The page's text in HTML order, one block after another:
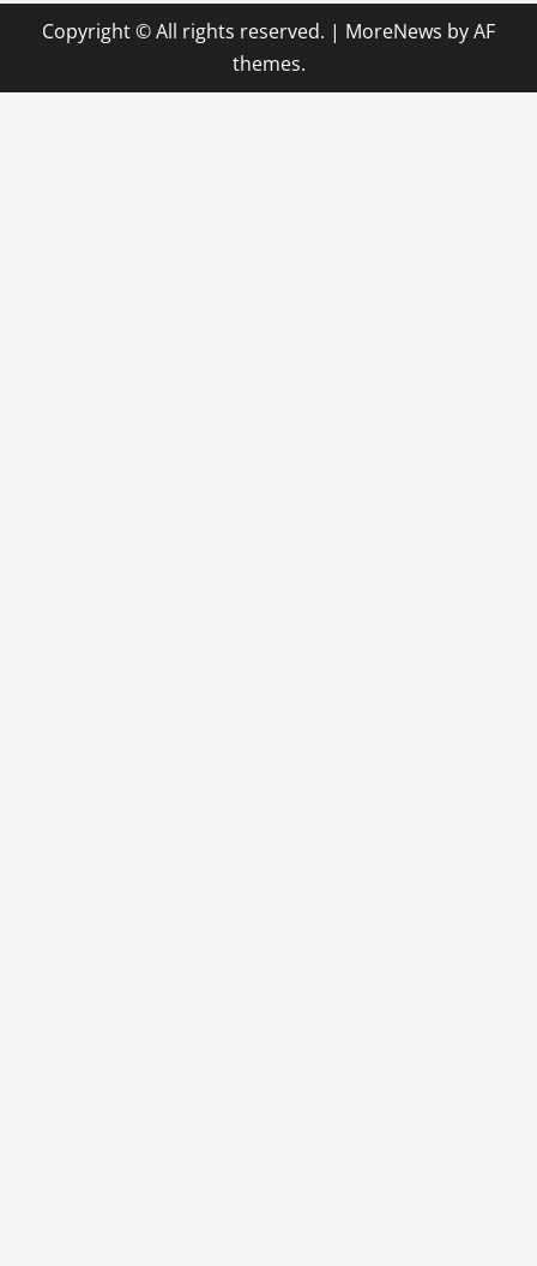
Copyright © All rights reserved. | MoreNews by AF
themes.